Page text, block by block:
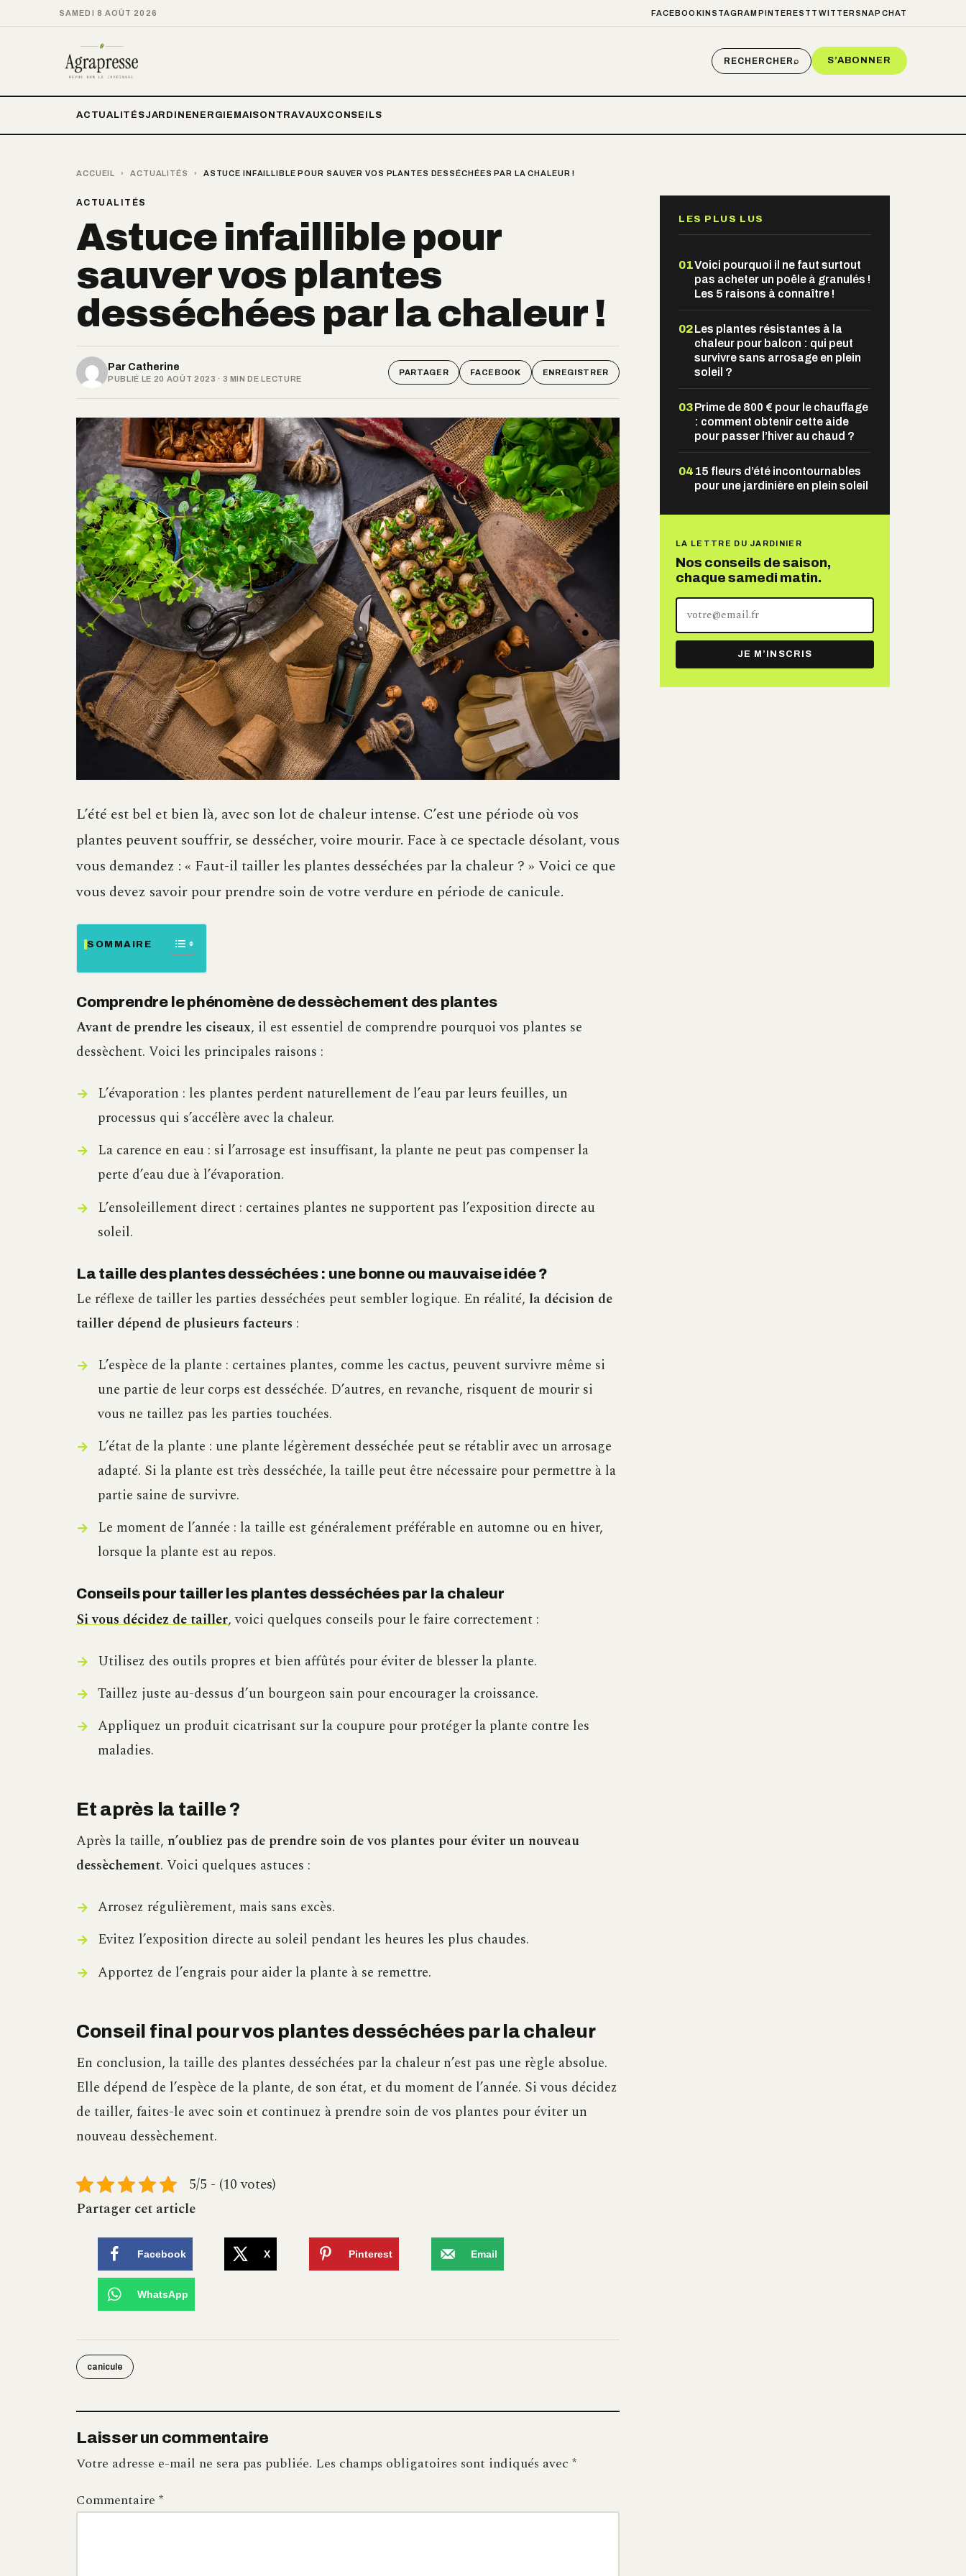
SAMEDI 8 AOÛT 2026 FACEBOOKINSTAGRAM PINTEREST TWITTER SNAPCHAT
RECHERCHER⌕ S’ABONNER
ACTUALITÉSJARDIN ENERGIE MAISON TRAVAUXCONSEILS
ACCUEIL › ACTUALITÉS › ASTUCE INFAILLIBLE POUR SAUVER VOS PLANTES DESSÉCHÉES PAR LA CHALEUR !
ACTUALITÉS
Astuce infaillible pour
sauver vos plantes
desséchées par la chaleur !
Par Catherine
PUBLIÉ LE 20 AOÛT 2023 · 3 MIN DE LECTURE
PARTAGER FACEBOOK ENREGISTRER
L’été est bel et bien là, avec son lot de chaleur intense. C’est une période où vos
plantes peuvent souffrir, se dessécher, voire mourir. Face à ce spectacle désolant, vous
vous demandez : « Faut-il tailler les plantes desséchées par la chaleur ? » Voici ce que
vous devez savoir pour prendre soin de votre verdure en période de canicule.
SOMMAIRE
Comprendre le phénomène de dessèchement des plantes
Avant de prendre les ciseaux, il est essentiel de comprendre pourquoi vos plantes se
dessèchent. Voici les principales raisons :
L’évaporation : les plantes perdent naturellement de l’eau par leurs feuilles, un
processus qui s’accélère avec la chaleur.
La carence en eau : si l’arrosage est insuffisant, la plante ne peut pas compenser la
perte d’eau due à l’évaporation.
L’ensoleillement direct : certaines plantes ne supportent pas l’exposition directe au
soleil.
La taille des plantes desséchées : une bonne ou mauvaise idée ?
Le réflexe de tailler les parties desséchées peut sembler logique. En réalité, la décision de
tailler dépend de plusieurs facteurs :
L’espèce de la plante : certaines plantes, comme les cactus, peuvent survivre même si
une partie de leur corps est desséchée. D’autres, en revanche, risquent de mourir si
vous ne taillez pas les parties touchées.
L’état de la plante : une plante légèrement desséchée peut se rétablir avec un arrosage
adapté. Si la plante est très desséchée, la taille peut être nécessaire pour permettre à la
partie saine de survivre.
Le moment de l’année : la taille est généralement préférable en automne ou en hiver,
lorsque la plante est au repos.
Conseils pour tailler les plantes desséchées par la chaleur
Si vous décidez de tailler, voici quelques conseils pour le faire correctement :
Utilisez des outils propres et bien affûtés pour éviter de blesser la plante.
Taillez juste au-dessus d’un bourgeon sain pour encourager la croissance.
Appliquez un produit cicatrisant sur la coupure pour protéger la plante contre les
maladies.
Et après la taille ?
Après la taille, n’oubliez pas de prendre soin de vos plantes pour éviter un nouveau
dessèchement. Voici quelques astuces :
Arrosez régulièrement, mais sans excès.
Evitez l’exposition directe au soleil pendant les heures les plus chaudes.
Apportez de l’engrais pour aider la plante à se remettre.
Conseil final pour vos plantes desséchées par la chaleur
En conclusion, la taille des plantes desséchées par la chaleur n’est pas une règle absolue.
Elle dépend de l’espèce de la plante, de son état, et du moment de l’année. Si vous décidez
de tailler, faites-le avec soin et continuez à prendre soin de vos plantes pour éviter un
nouveau dessèchement.
5/5 - (10 votes)
Partager cet article
Facebook X Pinterest Email
WhatsApp
canicule
Laisser un commentaire
Votre adresse e-mail ne sera pas publiée. Les champs obligatoires sont indiqués avec *
Commentaire *
LES PLUS LUS
01Voici pourquoi il ne faut surtout
pas acheter un poêle à granulés !
Les 5 raisons à connaître !
02Les plantes résistantes à la
chaleur pour balcon : qui peut
survivre sans arrosage en plein
soleil ?
03Prime de 800 € pour le chauffage
: comment obtenir cette aide
pour passer l’hiver au chaud ?
04 15 fleurs d’été incontournables
pour une jardinière en plein soleil
LA LETTRE DU JARDINIER
Nos conseils de saison,
chaque samedi matin.
adresse
mail
JE M’INSCRIS